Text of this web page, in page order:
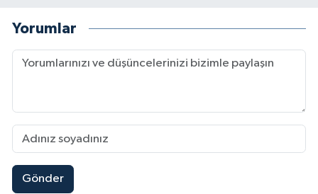
Yorumlar
Gönder